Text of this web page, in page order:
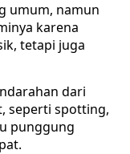
umum, namun
karena
tetapi juga
dari
seperti spotting,
punggung